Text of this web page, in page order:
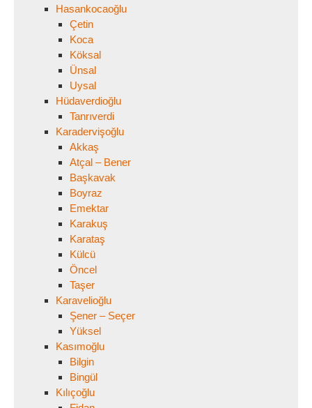
Hasankocaoğlu
Çetin
Koca
Köksal
Ünsal
Uysal
Hüdaverdioğlu
Tanrıverdi
Karadervişoğlu
Akkaş
Atçal – Bener
Başkavak
Boyraz
Emektar
Karakuş
Karataş
Külcü
Öncel
Taşer
Karavelioğlu
Şener – Seçer
Yüksel
Kasımoğlu
Bilgin
Bingül
Kılıçoğlu